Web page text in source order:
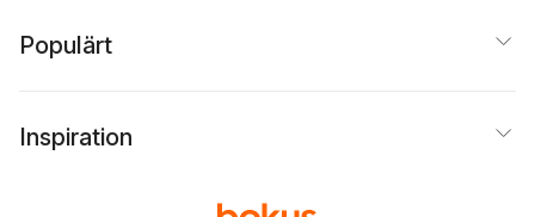
Populärt
Inspiration